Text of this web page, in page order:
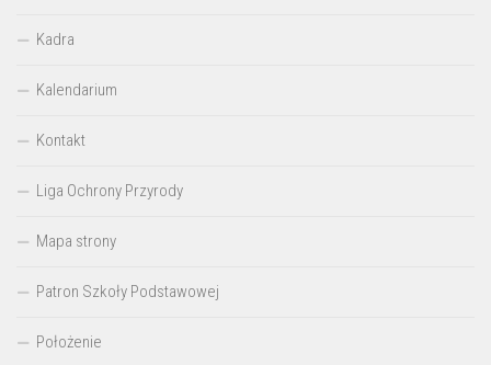
Kadra
Kalendarium
Kontakt
Liga Ochrony Przyrody
Mapa strony
Patron Szkoły Podstawowej
Położenie